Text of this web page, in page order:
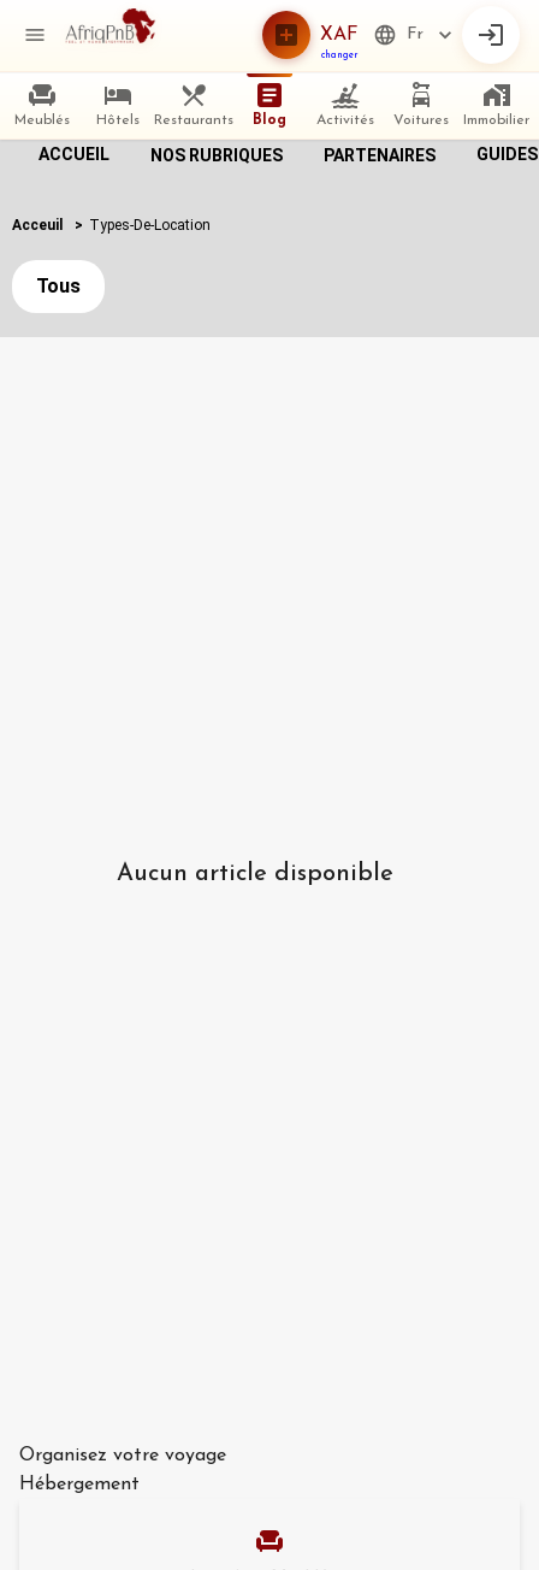
XAF
changer
Fr
Meublés Hôtels Restaurants Blog Activités Voitures Immobilier
ACCUEIL NOS RUBRIQUES PARTENAIRES GUIDES
Acceuil > Types-De-Location
Tous
Aucun article disponible
Organisez votre voyage
Hébergement